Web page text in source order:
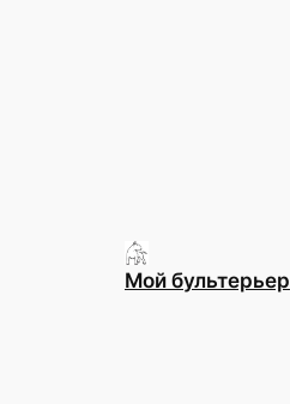
Мой бультерьер